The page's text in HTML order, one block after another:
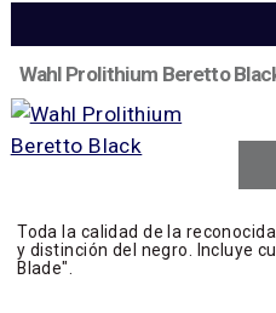
Wahl Prolithium Beretto
Toda la calidad de la
y distinción del negro. Incluye
Blade".